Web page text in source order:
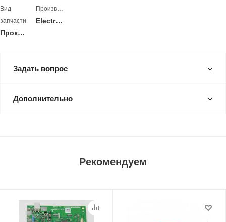
Вид
запчасти
Прокладка
Производитель
Electrolux
Задать вопрос
Дополнительно
Рекомендуем